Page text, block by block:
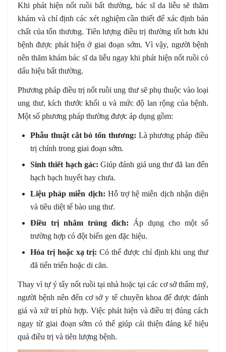
Khi phát hiện nốt ruồi bất thường, bác sĩ da liễu sẽ thăm
khám và chỉ định các xét nghiệm cần thiết để xác định bản
chất của tổn thương. Tiên lượng điều trị thường tốt hơn khi
bệnh được phát hiện ở giai đoạn sớm. Vì vậy, người bệnh
nên thăm khám bác sĩ da liễu ngay khi phát hiện nốt ruồi có
dấu hiệu bất thường.
Phương pháp điều trị nốt ruồi ung thư sẽ phụ thuộc vào loại
ung thư, kích thước khối u và mức độ lan rộng của bệnh.
Một số phương pháp thường được áp dụng gồm:
Phẫu thuật cắt bỏ tổn thương: Là phương pháp điều
trị chính trong giai đoạn sớm.
Sinh thiết hạch gác: Giúp đánh giá ung thư đã lan đến
hạch bạch huyết hay chưa.
Liệu pháp miễn dịch: Hỗ trợ hệ miễn dịch nhận diện
và tiêu diệt tế bào ung thư.
Điều trị nhắm trúng đích: Áp dụng cho một số
trường hợp có đột biến gen đặc hiệu.
Hóa trị hoặc xạ trị: Có thể được chỉ định khi ung thư
đã tiến triển hoặc di căn.
Thay vì tự ý tẩy nốt ruồi tại nhà hoặc tại các cơ sở thẩm mỹ,
người bệnh nên đến cơ sở y tế chuyên khoa để được đánh
giá và xử trí phù hợp. Việc phát hiện và điều trị đúng cách
ngay từ giai đoạn sớm có thể giúp cải thiện đáng kể hiệu
quả điều trị và tiên lượng bệnh.